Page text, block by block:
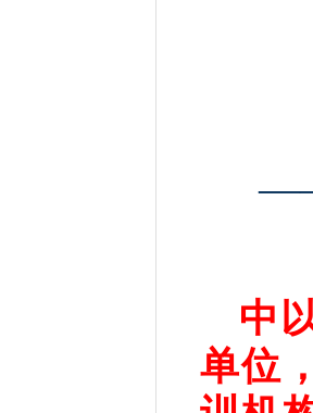
中
单位